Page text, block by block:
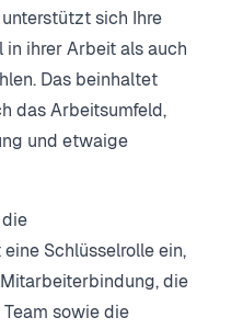
sich Ihre
ihrer Arbeit als auch
Das beinhaltet
das Arbeitsumfeld,
und etwaige
Schlüsselrolle ein,
die
sowie die